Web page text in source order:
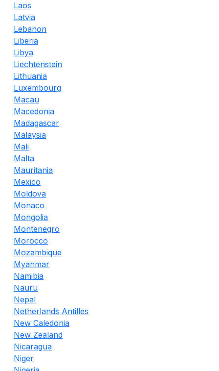
Laos
Latvia
Lebanon
Liberia
Libya
Liechtenstein
Lithuania
Luxembourg
Macau
Macedonia
Madagascar
Malaysia
Mali
Malta
Mauritania
Mexico
Moldova
Monaco
Mongolia
Montenegro
Morocco
Mozambique
Myanmar
Namibia
Nauru
Nepal
Netherlands Antilles
New Caledonia
New Zealand
Nicaragua
Niger